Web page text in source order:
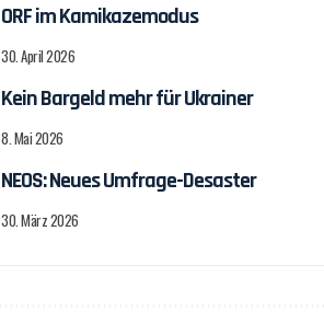
ORF im Kamikazemodus
30. April 2026
Kein Bargeld mehr für Ukrainer
8. Mai 2026
NEOS: Neues Umfrage-Desaster
30. März 2026